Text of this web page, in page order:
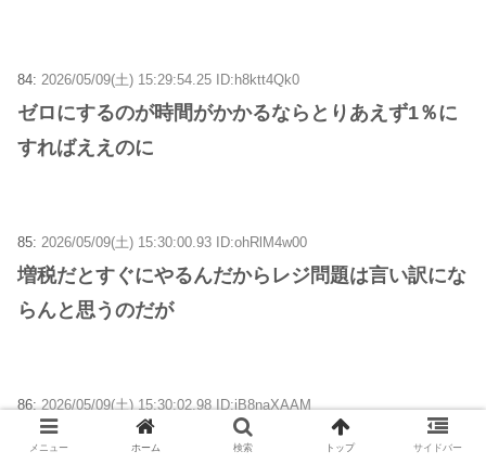
84: 2026/05/09(土) 15:29:54.25 ID:h8ktt4Qk0
ゼロにするのが時間がかかるならとりあえず1％に
すればええのに
85: 2026/05/09(土) 15:30:00.93 ID:ohRlM4w00
増税だとすぐにやるんだからレジ問題は言い訳にな
らんと思うのだが
86:2026/05/09(土) 15:30:02.98 ID:iB8naXAAM
トカゲババアには無理よ
メニュー ホーム 検索 トップ サイドバー